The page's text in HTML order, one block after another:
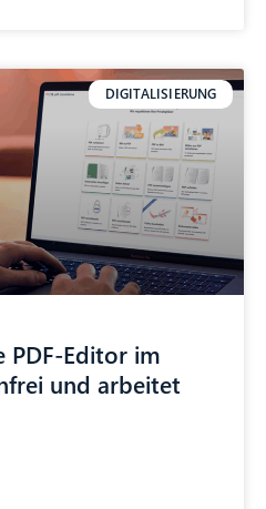
DIGITALISIERUNG
PDF-Editor im
und arbeitet